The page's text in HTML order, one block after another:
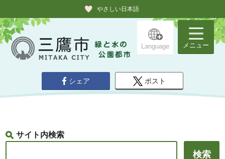
やさしい日本語
Language メニュー
シェア ポスト
サイト内検索